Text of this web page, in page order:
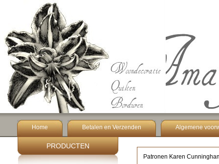
Home Betalen en Verzenden Algemene
PRODUCTEN
Patronen Karen